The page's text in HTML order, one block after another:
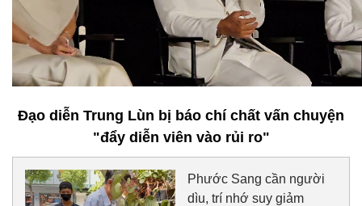
Đạo diễn Trung Lùn bị báo chí chất vấn chuyện
"đẩy diễn viên vào rủi ro"
Phước Sang cần người
dìu, trí nhớ suy giảm